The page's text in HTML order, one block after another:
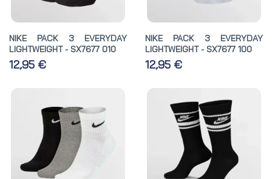
NIKE PACK 3 EVERYDAY
LIGHTWEIGHT - SX7677 010
12,95 €
NIKE PACK 3 EVERYDAY
LIGHTWEIGHT - SX7677 100
12,95 €